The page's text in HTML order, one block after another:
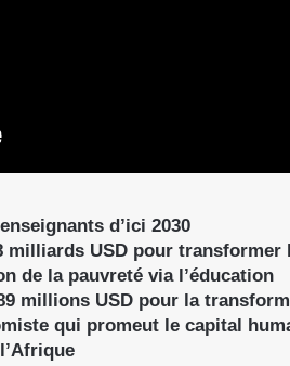
d’ici 2030
USD pour transformer
de la pauvreté via l’éducation
millions USD pour la
qui promeut le capital